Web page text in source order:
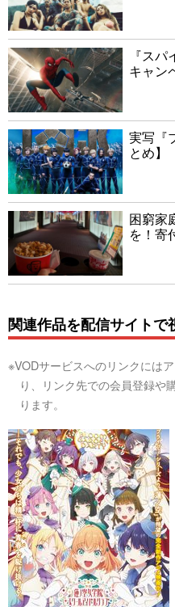
『ス
キャン
実写『
とめ】
困窮家
を！寄
関連作品を配信サイトで
※VODサービスへのリンクには
り、リンク先での会員登録や
ります。